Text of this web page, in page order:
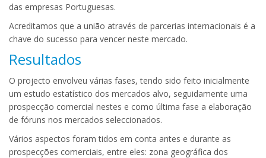
das empresas Portuguesas.
Acreditamos que a união através de parcerias internacionais é a
chave do sucesso para vencer neste mercado.
Resultados
O projecto envolveu várias fases, tendo sido feito inicialmente
um estudo estatístico dos mercados alvo, seguidamente uma
prospecção comercial nestes e como última fase a elaboração
de fóruns nos mercados seleccionados.
Vários aspectos foram tidos em conta antes e durante as
prospecções comerciais, entre eles: zona geográfica dos